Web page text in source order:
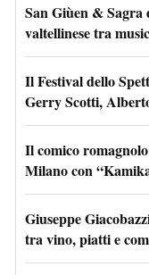
San Giùen & Sagra
valtellinese tra
Il Festival dello
Gerry Scotti,
Il comico
Milano con
Giuseppe
tra vino, piatti e